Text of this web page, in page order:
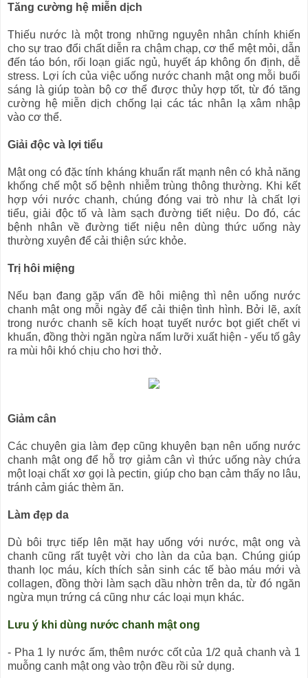
Tăng cường hệ miễn dịch
Thiếu nước là một trong những nguyên nhân chính khiến
cho sự trao đổi chất diễn ra chậm chạp, cơ thể mệt mỏi, dẫn
đến táo bón, rối loạn giấc ngủ, huyết áp không ổn định, dễ
stress. Lợi ích của việc uống nước chanh mật ong mỗi buổi
sáng là giúp toàn bộ cơ thể được thủy hợp tốt, từ đó tăng
cường hệ miễn dịch chống lại các tác nhân lạ xâm nhập
vào cơ thể.
Giải độc và lợi tiểu
Mật ong có đặc tính kháng khuẩn rất mạnh nên có khả năng
khống chế một số bệnh nhiễm trùng thông thường. Khi kết
hợp với nước chanh, chúng đóng vai trò như là chất lợi
tiểu, giải độc tố và làm sạch đường tiết niệu. Do đó, các
bệnh nhân về đường tiết niệu nên dùng thức uống này
thường xuyên để cải thiện sức khỏe.
Trị hôi miệng
Nếu bạn đang gặp vấn đề hôi miệng thì nên uống nước
chanh mật ong mỗi ngày để cải thiện tình hình. Bởi lẽ, axít
trong nước chanh sẽ kích hoạt tuyết nước bọt giết chết vi
khuẩn, đồng thời ngăn ngừa nấm lưỡi xuất hiện - yếu tố gây
ra mùi hôi khó chịu cho hơi thở.
Giảm cân
Các chuyên gia làm đẹp cũng khuyên bạn nên uống nước
chanh mật ong để hỗ trợ giảm cân vì thức uống này chứa
một loại chất xơ gọi là pectin, giúp cho bạn cảm thấy no lâu,
tránh cảm giác thèm ăn.
Làm đẹp da
Dù bôi trực tiếp lên mặt hay uống với nước, mật ong và
chanh cũng rất tuyệt vời cho làn da của bạn. Chúng giúp
thanh lọc máu, kích thích sản sinh các tế bào máu mới và
collagen, đồng thời làm sạch dầu nhờn trên da, từ đó ngăn
ngừa mụn trứng cá cũng như các loại mụn khác.
Lưu ý khi dùng nước chanh mật ong
- Pha 1 ly nước ấm, thêm nước cốt của 1/2 quả chanh và 1
muỗng canh mật ong vào trộn đều rồi sử dụng.